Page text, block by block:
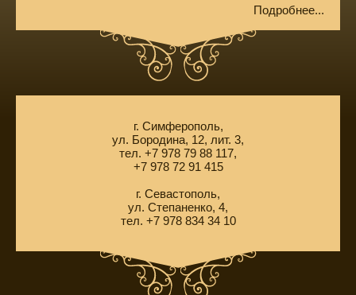
Подробнее...
г. Симферополь,
ул. Бородина, 12, лит. 3,
тел. +7 978 79 88 117,
+7 978 72 91 415
г. Севастополь,
ул. Степаненко, 4,
тел. +7 978 834 34 10